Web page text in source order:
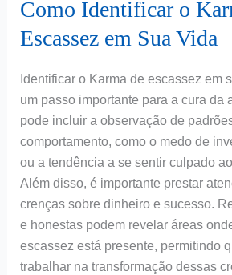
Como Identificar o
Escassez em Sua Vida
Identificar o Karma de escassez em
um passo importante para a cura da
pode incluir a observação de
comportamento, como o medo de
ou a tendência a se sentir culpado
Além disso, é importante prestar
crenças sobre dinheiro e sucesso.
e honestas podem revelar áreas
escassez está presente, permitindo
trabalhar na transformação dessas